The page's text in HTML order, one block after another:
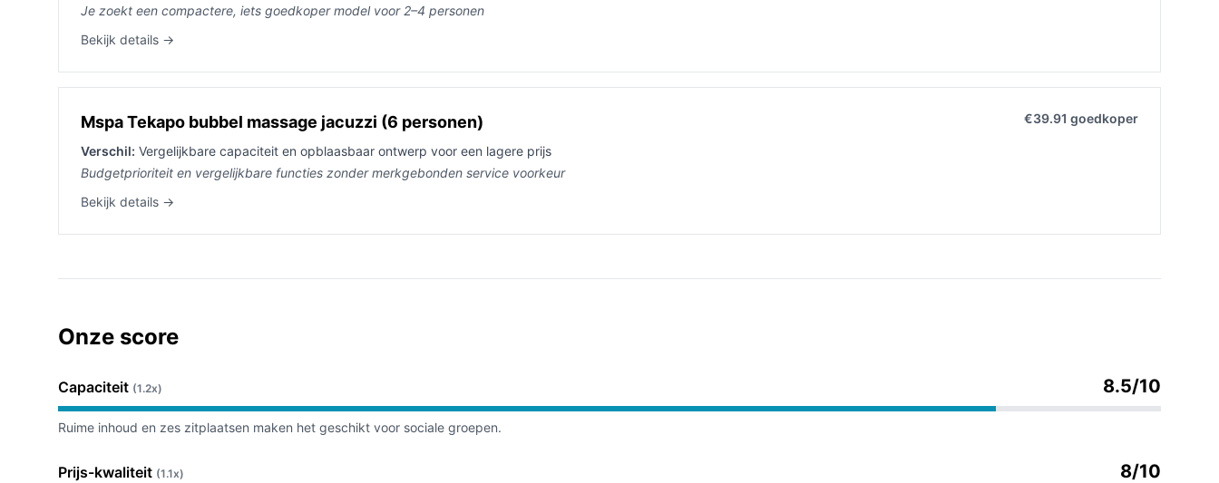
Je zoekt een compactere, iets goedkoper model voor 2–4 personen
Bekijk details →
Mspa Tekapo bubbel massage jacuzzi (6 personen) €39.91 goedkoper
Verschil: Vergelijkbare capaciteit en opblaasbaar ontwerp voor een lagere prijs
Budgetprioriteit en vergelijkbare functies zonder merkgebonden service voorkeur
Bekijk details →
Onze score
Capaciteit (1.2x) 8.5/10
Ruime inhoud en zes zitplaatsen maken het geschikt voor sociale groepen.
Prijs-kwaliteit (1.1x) 8/10